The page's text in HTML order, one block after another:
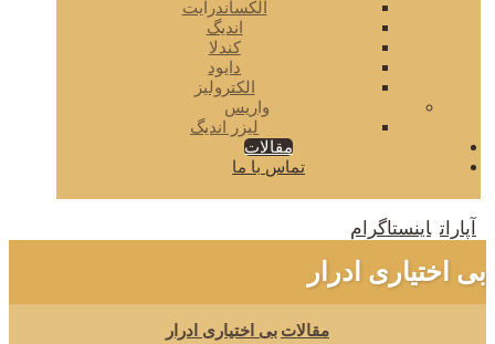
الکساندرایت
اندیگ
کندلا
دایود
الکترولیز
واریس
لیزر اندیگ
مقالات
تماس با ما
آپارات اینستاگرام
بی اختیاری ادرار
مقالات بی اختیاری ادرار